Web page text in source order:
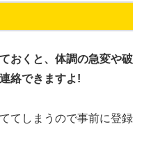
おくと、体調の急変や破
絡できますよ!
てしまうので事前に登録